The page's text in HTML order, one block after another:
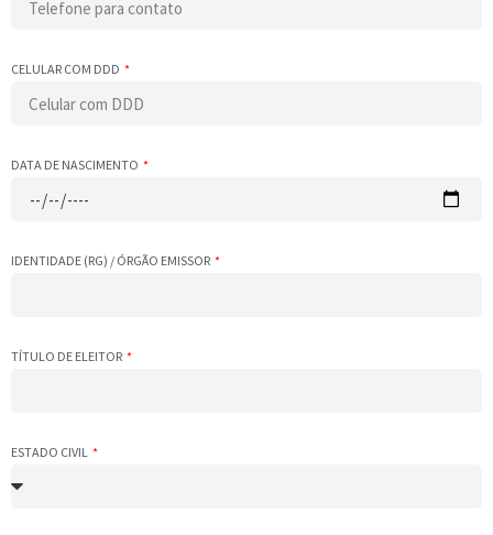
CELULAR COM DDD
DATA DE NASCIMENTO
IDENTIDADE (RG) / ÓRGÃO EMISSOR
TÍTULO DE ELEITOR
ESTADO CIVIL